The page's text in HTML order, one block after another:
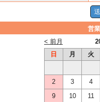
営
< 前月
日
月 火
2
3 4
9
10 11